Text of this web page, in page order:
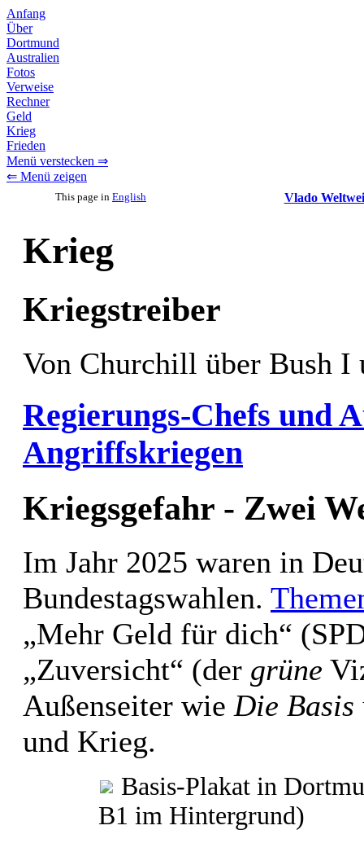
Anfang
Über
Dortmund
Australien
Fotos
Verweise
Rechner
Geld
Krieg
Frieden
Menü verstecken ⇒
⇐ Menü zeigen
This page in English Vlado
Krieg
Kriegstreiber
Von Churchill über Bush I
Regierungs-Chefs und
Angriffskriegen
Kriegsgefahr - Zwei
Im Jahr 2025 waren in
Bundestagswahlen.
„Mehr Geld für dich“
„Zuversicht“ (der grüne
Außenseiter wie Die Basis
und Krieg.
Basis-Plakat in
B1 im Hintergrund)